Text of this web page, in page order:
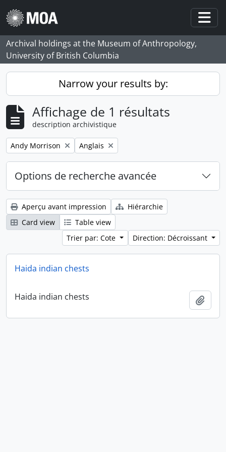
Skip to main content
Archival holdings at the Museum of Anthropology,
University of British Columbia
Narrow your results by:
Affichage de 1 résultats
description archivistique
Remove filter:
Andy Morrison Remove filter:
Anglais
Options de recherche avancée
Aperçu avant impression
Hiérarchie
Card view
Table view
Trier par: Cote
Direction: Décroissant
Haida indian chests
Haida indian chests